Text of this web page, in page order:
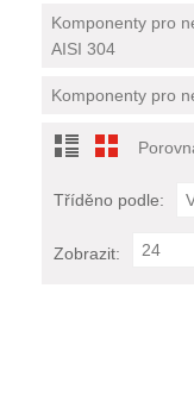
Komponenty pro
AISI 304
Komponenty pro
Tříděno podle:
Zobrazit: 24